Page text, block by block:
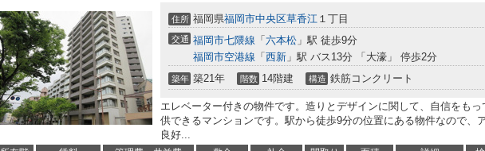
住所 福岡県福岡市中央区草香江 １丁目
交通 福岡市七隈線 「 六本松 」駅 徒歩9分
福岡市空港線 「 西新 」駅 バス13分 「大濠」 停歩2分
築年 築21年 階数 14階建 構造 鉄筋コンクリート
エレベーター付きの物件です。造りとデザインに関して、自信をもっ
供できるマンションです。駅から徒歩9分の位置にある物件なので、
良好...